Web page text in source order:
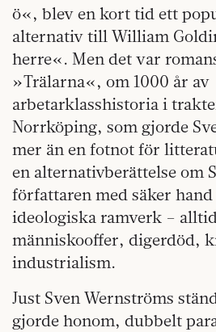
ö«, blev en kort tid ett
alternativ till William
herre«. Men det var
»Trälarna«, om 1000 år av
arbetarklasshistoria i
Norrköping, som gjorde
mer än en fotnot för
en alternativberättelse om
författaren med säker
ideologiska ramverk –
människooffer, digerdöd,
industrialism.
Just Sven Wernströms
gjorde honom, dubbelt